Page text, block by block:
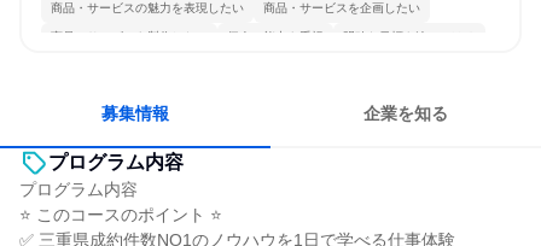
商品・サービスの魅力を表現したい 商品・サービスを企画したい
商品・サービスを製作したい 個人の能力を重視 明確な目標を追いかける
募集情報 企業を知る
プログラム内容
プログラム内容
⭐ このコースのポイント ⭐
✅ 三重県成約件数NO1のノウハウを1日で学べる仕事体験